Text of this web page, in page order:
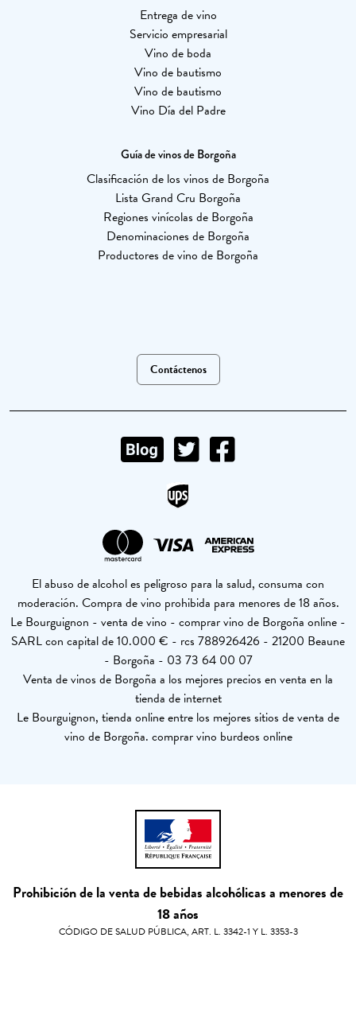
Entrega de vino
Servicio empresarial
Vino de boda
Vino de bautismo
Vino de bautismo
Vino Día del Padre
Guía de vinos de Borgoña
Clasificación de los vinos de Borgoña
Lista Grand Cru Borgoña
Regiones vinícolas de Borgoña
Denominaciones de Borgoña
Productores de vino de Borgoña
Contáctenos
El abuso de alcohol es peligroso para la salud, consuma con
moderación. Compra de vino prohibida para menores de 18 años.
Le Bourguignon - venta de vino - comprar vino de Borgoña online -
SARL con capital de 10.000 € - rcs 788926426 - 21200 Beaune
- Borgoña - 03 73 64 00 07
Venta de vinos de Borgoña a los mejores precios en venta en la
tienda de internet
Le Bourguignon, tienda online entre los mejores sitios de venta de
vino de Borgoña. comprar vino burdeos online
Prohibición de la venta de bebidas alcohólicas a menores de
18 años
CÓDIGO DE SALUD PÚBLICA, ART. L. 3342-1 Y L. 3353-3